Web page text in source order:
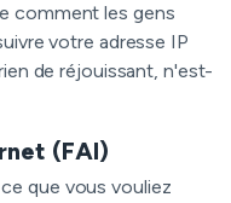
comment les gens
votre adresse IP
de réjouissant, n'est-
(FAI)
que vous vouliez